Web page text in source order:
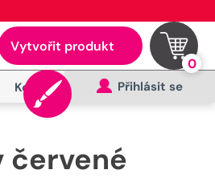
Vytvořit produkt
0
Kontakt Přihlásit se
červené